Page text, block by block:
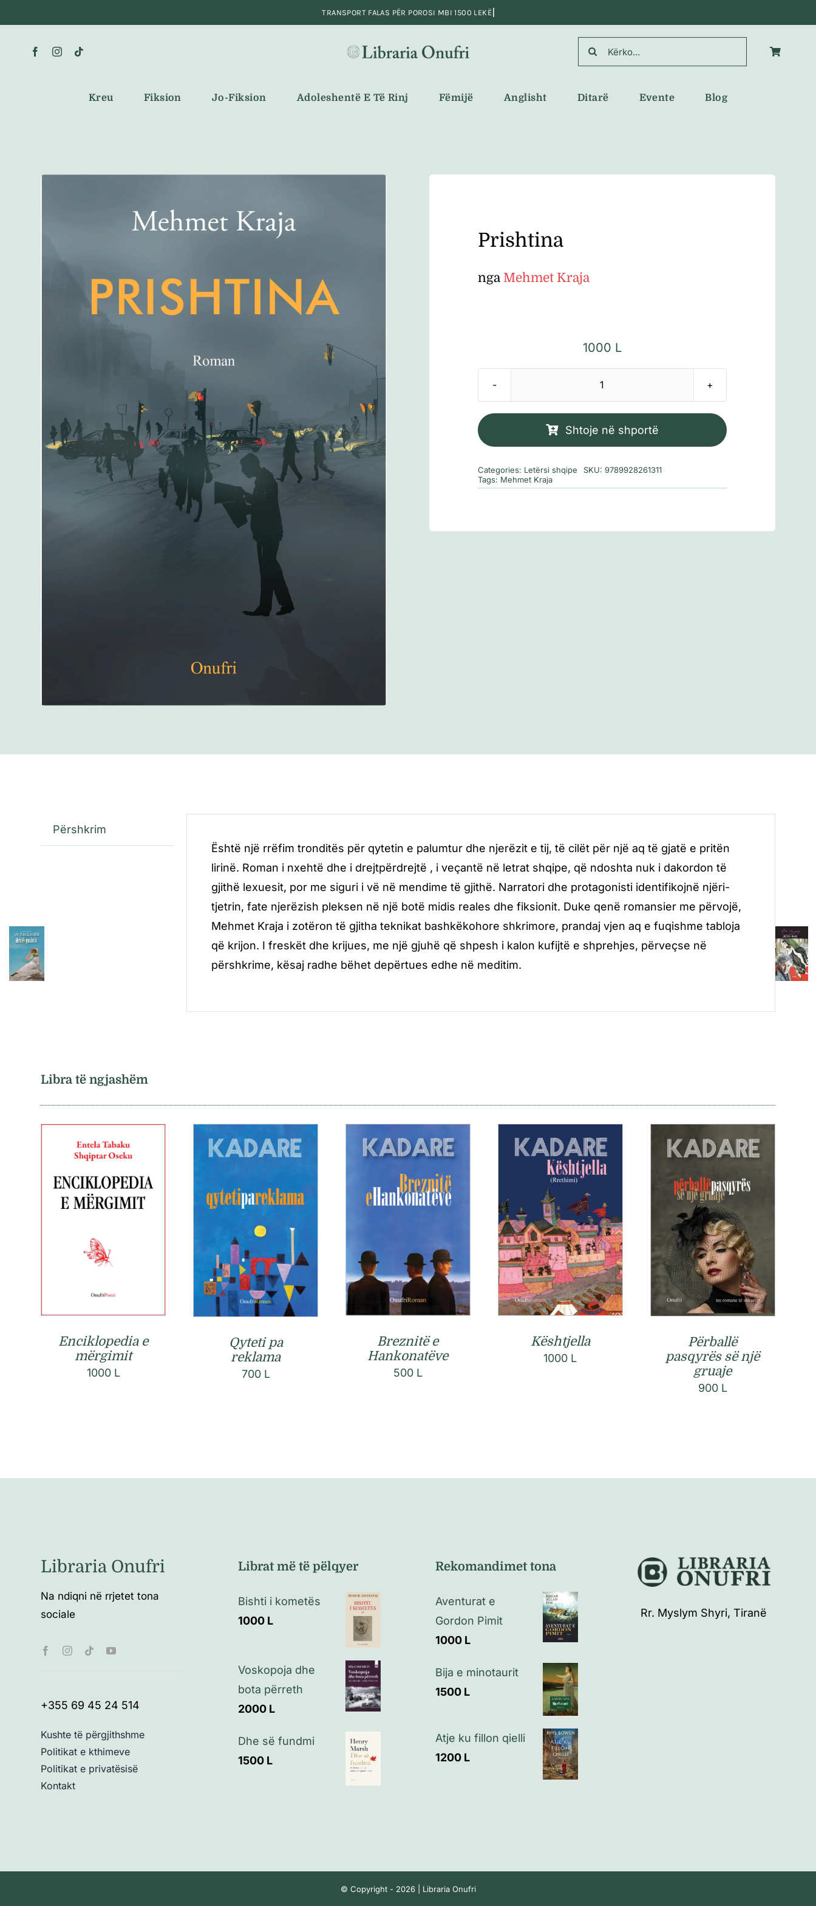
to
content
Search
for:
Kreu Fiksion Jo-Fiksion Adoleshentë E Të Rinj Fëmijë Anglisht Ditarë Evente Blog
Prishtina
nga Mehmet Kraja
1000 L
Sasi
Shtoje në shportë
Categories: Letërsi shqipe SKU: 9789928261311
Tags: Mehmet Kraja
Përshkrim
Është një rrëfim tronditës për qytetin e palumtur dhe njerëzit e tij, të cilët për një aq të gjatë e pritën
lirinë. Roman i nxehtë dhe i drejtpërdrejtë , i veçantë në letrat shqipe, që ndoshta nuk i dakordon të
gjithë lexuesit, por me siguri i vë në mendime të gjithë. Narratori dhe protagonisti identifikojnë njëri-
tjetrin, fate njerëzish pleksen në një botë midis reales dhe fiksionit. Duke qenë romansier me përvojë,
Mehmet Kraja i zotëron të gjitha teknikat bashkëkohore shkrimore, prandaj vjen aq e fuqishme tabloja
që krijon. I freskët dhe krijues, me një gjuhë që shpesh i kalon kufijtë e shprehjes, përveçse në
përshkrime, kësaj radhe bëhet depërtues edhe në meditim.
Libra të ngjashëm
Enciklopedia e
mërgimit
1000 L
Qyteti pa
reklama
700 L
Breznitë e
Hankonatëve
500 L
Kështjella
1000 L
Përballë
pasqyrës së një
gruaje
900 L
Libraria Onufri
Na ndiqni në rrjetet tona
sociale
+355 69 45 24 514
Kushte të përgjithshme
Politikat e kthimeve
Politikat e privatësisë
Kontakt
Librat më të pëlqyer
Bishti i kometës
1000 L
Voskopoja dhe
bota përreth
2000 L
Dhe së fundmi
1500 L
Rekomandimet tona
Aventurat e
Gordon Pimit
1000 L
Bija e minotaurit
1500 L
Atje ku fillon qielli
1200 L
Rr. Myslym Shyri, Tiranë
© Copyright - 2026 | Libraria Onufri